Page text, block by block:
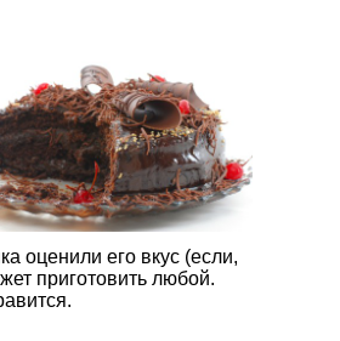
оценили его вкус (если,
приготовить любой.